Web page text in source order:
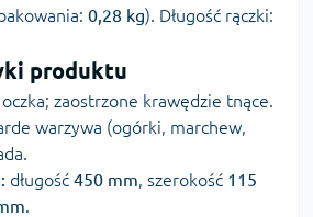
0,28 kg). Długość rączki:
produktu
zaostrzone krawędzie tnące.
warzywa (ogórki, marchew,
długość 450 mm, szerokość 115
.